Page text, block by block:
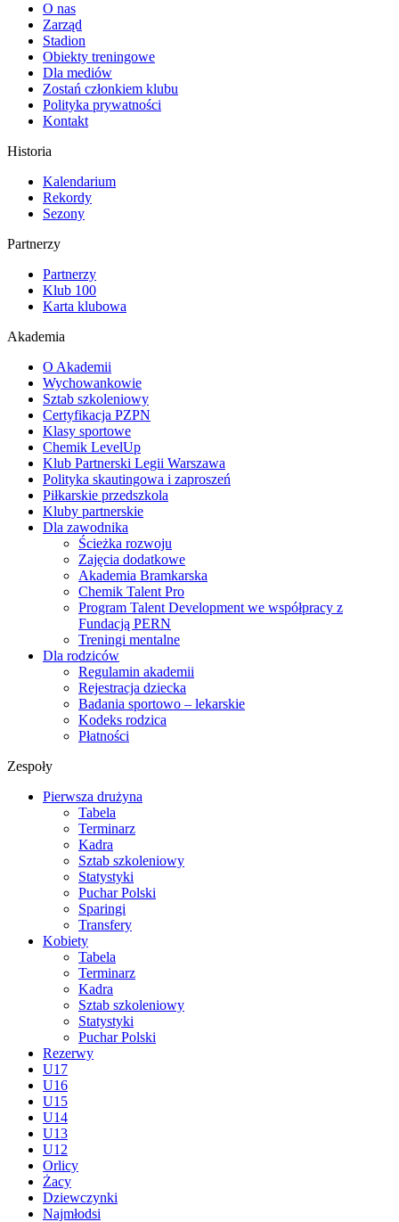
O nas
Zarząd
Stadion
Obiekty treningowe
Dla mediów
Zostań członkiem klubu
Polityka prywatności
Kontakt
Historia
Kalendarium
Rekordy
Sezony
Partnerzy
Partnerzy
Klub 100
Karta klubowa
Akademia
O Akademii
Wychowankowie
Sztab szkoleniowy
Certyfikacja PZPN
Klasy sportowe
Chemik LevelUp
Klub Partnerski Legii Warszawa
Polityka skautingowa i zaproszeń
Piłkarskie przedszkola
Kluby partnerskie
Dla zawodnika
Ścieżka rozwoju
Zajęcia dodatkowe
Akademia Bramkarska
Chemik Talent Pro
Program Talent Development we współpracy z
Fundacją PERN
Treningi mentalne
Dla rodziców
Regulamin akademii
Rejestracja dziecka
Badania sportowo – lekarskie
Kodeks rodzica
Płatności
Zespoły
Pierwsza drużyna
Tabela
Terminarz
Kadra
Sztab szkoleniowy
Statystyki
Puchar Polski
Sparingi
Transfery
Kobiety
Tabela
Terminarz
Kadra
Sztab szkoleniowy
Statystyki
Puchar Polski
Rezerwy
U17
U16
U15
U14
U13
U12
Orlicy
Żacy
Dziewczynki
Najmłodsi